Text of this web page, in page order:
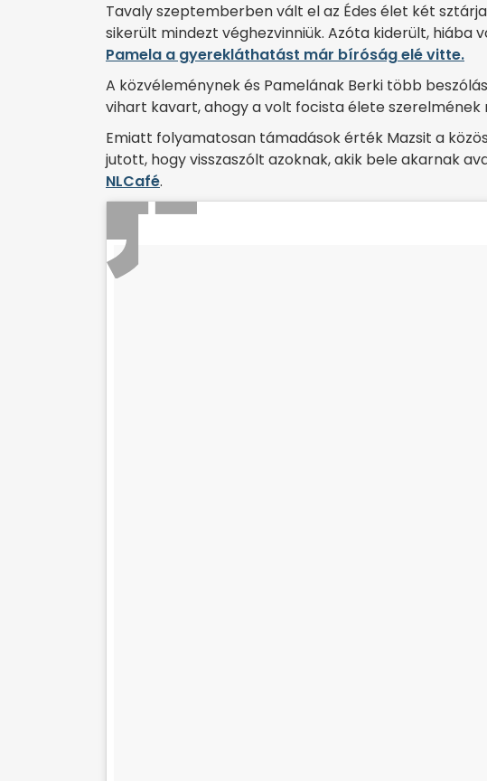
Tavaly szeptemberben vált el az Édes élet két
sikerült mindezt véghezvinniük. Azóta kiderült, hiába
Pamela a gyerekláthatást már bíróság elé vitte.
A közvéleménynek és Pamelának Berki több
vihart kavart, ahogy a volt focista élete szerelmének
Emiatt folyamatosan támadások érték Mazsit a
jutott, hogy visszaszólt azoknak, akik bele akarnak
NLCafé.